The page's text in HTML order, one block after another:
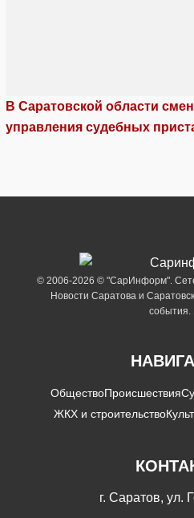
В Саратовской области
управления судебных
© 2006-2026 © "СарИнформ".
Новости Саратова и
события.
ОбществоПроисшествия
ЖКХ и строительство
г. Саратов, ул.